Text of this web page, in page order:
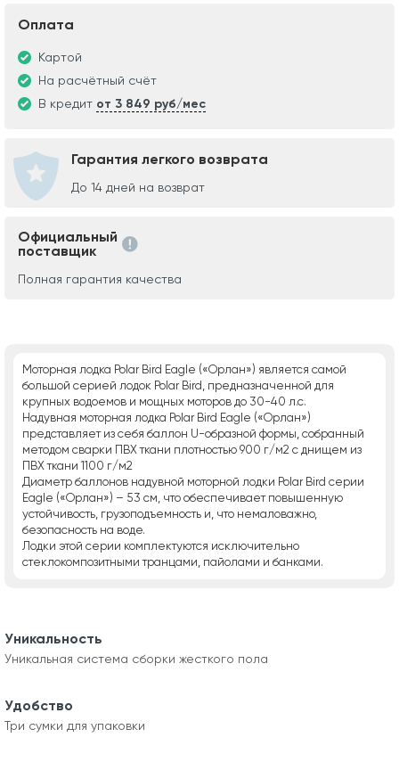
Оплата
Картой
На расчётный счёт
В кредит от 3 849 руб/мес
Гарантия легкого возврата
До 14 дней на возврат
Официальный
поставщик
Полная гарантия качества
Моторная лодка Polar Bird Eagle («Орлан») является самой
большой серией лодок Polar Bird, предназначенной для
крупных водоемов и мощных моторов до 30-40 л.с.
Надувная моторная лодка Polar Bird Eagle («Орлан»)
представляет из себя баллон U-образной формы, собранный
методом сварки ПВХ ткани плотностью 900 г/м2 с днищем из
ПВХ ткани 1100 г/м2
Диаметр баллонов надувной моторной лодки Polar Bird серии
Eagle («Орлан») – 53 см, что обеспечивает повышенную
устойчивость, грузоподъемность и, что немаловажно,
безопасность на воде.
Лодки этой серии комплектуются исключительно
стеклокомпозитными транцами, пайолами и банками.
Уникальность
Уникальная система сборки жесткого пола
Удобство
Три сумки для упаковки